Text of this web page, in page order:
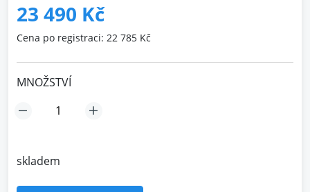
23 490 Kč
Cena po registraci: 22 785 Kč
MNOŽSTVÍ
skladem